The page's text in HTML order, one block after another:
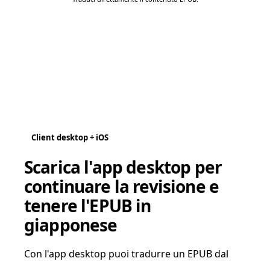
Client desktop + iOS
Scarica l'app desktop per
continuare la revisione e
tenere l'EPUB in
giapponese
Con l'app desktop puoi tradurre un EPUB dal